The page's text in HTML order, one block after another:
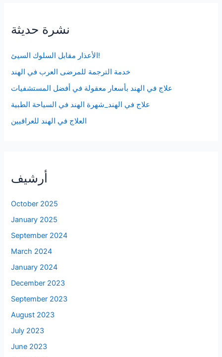
نشرة حديثة
الأعذار مقابل السلوك السيئ!
خدمة الترجمة للمرضى العرب في الهند
علاج في الهند بأسعار معقولة في أفضل المستشفيات
علاج في الهند_شهرة الهند في السياحة الطبية
العلاج في الهند للعراقيين
أرشيف
October 2025
January 2025
September 2024
March 2024
January 2024
December 2023
September 2023
August 2023
July 2023
June 2023